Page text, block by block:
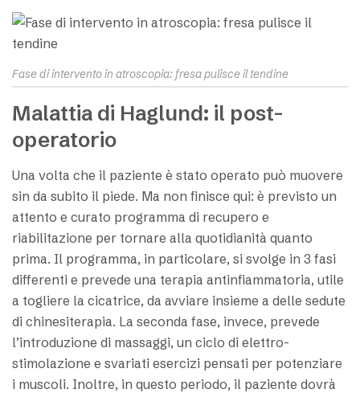
Fase di intervento in atroscopia: fresa pulisce il tendine
Malattia di Haglund: il post-
operatorio
Una volta che il paziente è stato operato può muovere
sin da subito il piede. Ma non finisce qui: è previsto un
attento e curato programma di recupero e
riabilitazione per tornare alla quotidianità quanto
prima. Il programma, in particolare, si svolge in 3 fasi
differenti e prevede una terapia antinfiammatoria, utile
a togliere la cicatrice, da avviare insieme a delle sedute
di chinesiterapia. La seconda fase, invece, prevede
l’introduzione di massaggi, un ciclo di elettro-
stimolazione e svariati esercizi pensati per potenziare
i muscoli. Inoltre, in questo periodo, il paziente dovrà